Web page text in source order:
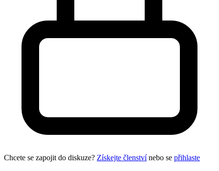
Chcete se zapojit do diskuze? Získejte členstvínebo se přihlaste